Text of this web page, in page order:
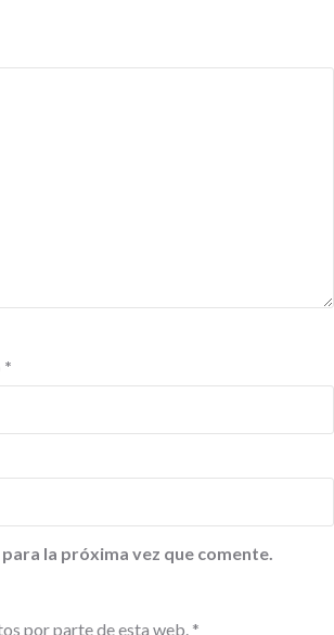
*
la próxima vez que comente.
por parte de esta web. *